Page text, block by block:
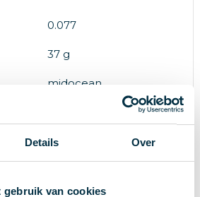
Details Over
gebruik van cookies
0.077
37 g
midocean
8719941006638